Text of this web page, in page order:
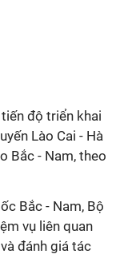
độ triển khai
Lào Cai - Hà
Bắc - Nam, theo
Bắc - Nam, Bộ
vụ liên quan
đánh giá tác